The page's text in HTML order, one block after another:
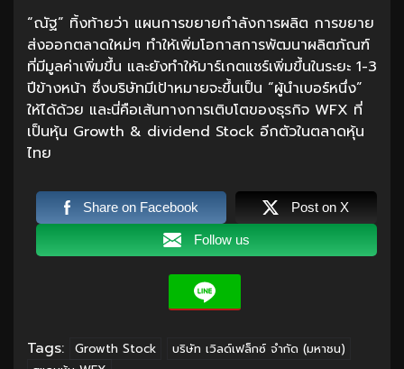
“ณัฐ” ทิ้งท้ายว่า แผนการขยายกำลังการผลิต การขยาย
ส่งออกตลาดใหม่ๆ ทำให้เพิ่มโอกาสการพัฒนาผลิตภัณฑ์
ที่มีมูลค่าเพิ่มขึ้น และยังทำให้มาร์เกตแชร์เพิ่มขึ้นในระยะ 1-3
ปีข้างหน้า ซึ่งบริษัทมีเป้าหมายจะขึ้นเป็น “ผู้นำเบอร์หนึ่ง”
ให้ได้ด้วย และนี่คือเส้นทางการเติบโตของธุรกิจ WFX ที่
เป็นหุ้น Growth & dividend Stock อีกตัวในตลาดหุ้น
ไทย
Share on Facebook Post on X
Follow us
Tags: Growth Stock
บริษัท เวิลด์เฟล็กซ์ จำกัด (มหาชน)